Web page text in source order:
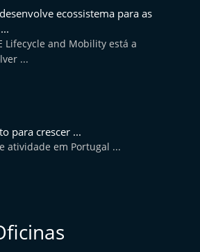
g
a
ecossistema para as
Lifecycle and Mobility está a
...
para crescer ...
atividade em Portugal ...